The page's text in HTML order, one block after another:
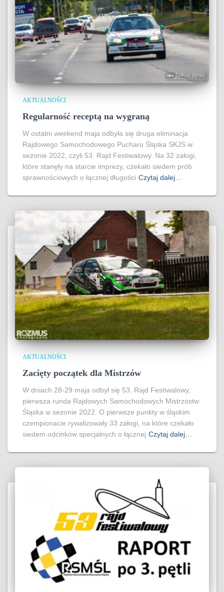
AKTUALNOŚCI
Regularność receptą na wygraną
W ostatni weekend maja odbyła się druga eliminacja
Rajdowego Samochodowego Pucharu Śląska SKJS w
sezonie 2022, czyli 53. Rajd Festiwalowy. Na 32 załogi,
które stanęły na starcie imprezy, czekało siedem prób
sprawnościowych o łącznej długości Czytaj dalej…
AKTUALNOŚCI
Zacięty początek dla Mistrzów
W dniach 28-29 maja odbył się 53. Rajd Festiwalowy,
pierwsza runda Rajdowych Samochodowych Mistrzostw
Śląska w sezonie 2022. O pierwsze punkty w śląskim
czempionacie rywalizowały 33 załogi, na które czekało
siedem odcinków specjalnych o łącznej Czytaj dalej…